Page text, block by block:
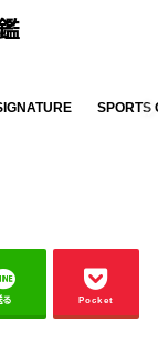
SPORTS
る Pocket